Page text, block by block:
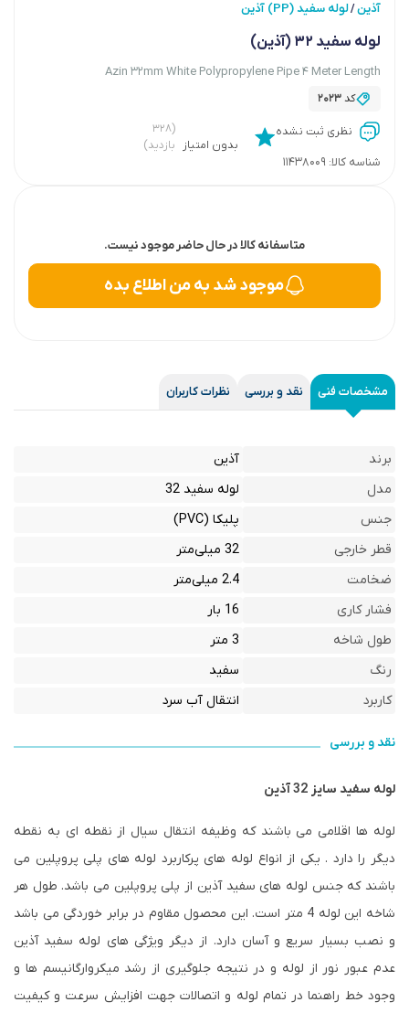
آذین/لوله سفید (PP) آذین
لوله سفید 32 (آذین)
Azin 32mm White Polypropylene Pipe 4 Meter Length
کد2023
نظری ثبت نشده
بدون امتیاز
(۳۲۸
بازدید)
شناسه کالا: 11438009
متاسفانه کالا در حال حاضر موجود نیست.
موجود شد به من اطلاع بده
مشخصات فنی نقد و بررسی نظرات کاربران
برند
آذین
مدل
لوله سفید 32
جنس
پلیکا (PVC)
قطر خارجی
32 میلی‌متر
ضخامت
2.4 میلی‌متر
فشار کاری
16 بار
طول شاخه
3 متر
رنگ
سفید
کاربرد
انتقال آب سرد
نقد و بررسی
لوله سفید سایز 32 آذین
لوله هااقلامی می باشند که وظیفه انتقال سیال از نقطه ای به نقطه
دیگر را دارد . یکی از انواع لوله های پرکاربرد لوله های پلی پروپلین می
باشند که جنس لوله های سفید آذین از پلی پروپلین می باشد. طول هر
شاخه این لوله 4 متر است. این محصول مقاوم در برابر خوردگی می باشد
و نصب بسیار سریع و آسان دارد. از دیگر ویژگی های لوله سفید آذین
عدم عبور نور از لوله و در نتیجه جلوگیری از رشد میکروارگانیسم ها و
وجود خط راهنما در تمام لوله و اتصالات جهت افزایش سرعت و کیفیت